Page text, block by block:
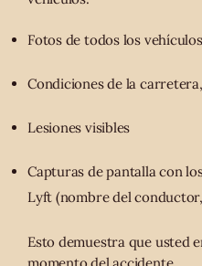
Fotos de todos los
Condiciones de la
Lesiones visibles
Capturas de pantalla con
Lyft (nombre del
Esto demuestra que usted
momento del accidente.